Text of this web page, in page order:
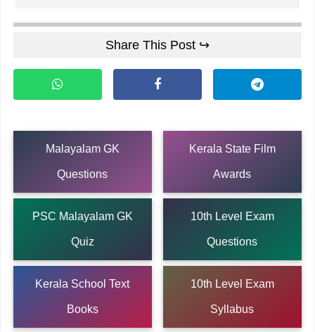
Share This Post ↪
Malayalam GK
Questions
Kerala State Film
Awards
PSC Malayalam GK
Quiz
10th Level Exam
Questions
Kerala School Text
Books
10th Level Exam
Syllabus